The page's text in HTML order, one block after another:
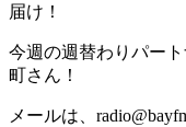
届け！
今週の週替わりパー
町さん！
メールは、